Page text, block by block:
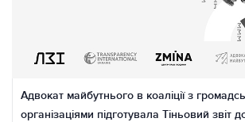
Адвокат майбутнього в коаліції з
організаціями підготувала Тіньовий звіт